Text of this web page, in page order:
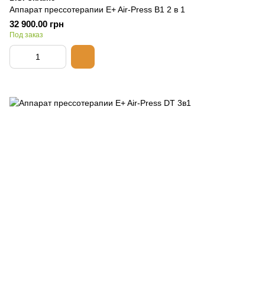
Аппарат прессотерапии E+ Air-Press B1 2 в 1
32 900.00 грн
Под заказ